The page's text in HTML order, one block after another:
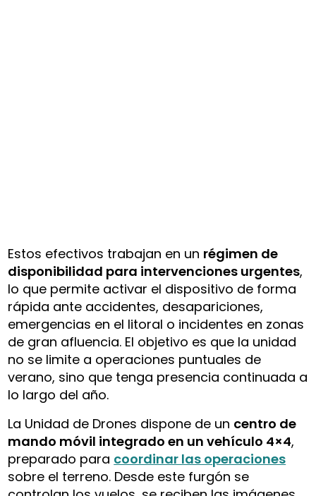
Estos efectivos trabajan en un régimen de
disponibilidad para intervenciones urgentes,
lo que permite activar el dispositivo de forma
rápida ante accidentes, desapariciones,
emergencias en el litoral o incidentes en zonas
de gran afluencia. El objetivo es que la unidad
no se limite a operaciones puntuales de
verano, sino que tenga presencia continuada a
lo largo del año.
La Unidad de Drones dispone de un centro de
mando móvil integrado en un vehículo 4×4,
preparado para coordinar las operaciones
sobre el terreno. Desde este furgón se